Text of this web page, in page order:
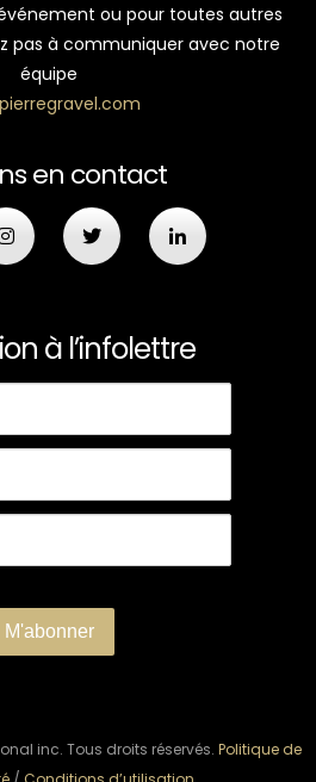
ou pour toutes autres
pas à communiquer avec notre
équipe
en contact
à l’infolettre
inc. Tous droits réservés. Politique de